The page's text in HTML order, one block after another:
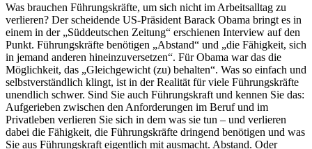
Was brauchen Führungskräfte, um sich nicht im Arbeitsalltag zu
verlieren? Der scheidende US-Präsident Barack Obama bringt es in
einem in der „Süddeutschen Zeitung“ erschienen Interview auf den
Punkt. Führungskräfte benötigen „Abstand“ und „die Fähigkeit, sich
in jemand anderen hineinzuversetzen“. Für Obama war das die
Möglichkeit, das „Gleichgewicht (zu) behalten“. Was so einfach und
selbstverständlich klingt, ist in der Realität für viele Führungskräfte
unendlich schwer. Sind Sie auch Führungskraft und kennen Sie das:
Aufgerieben zwischen den Anforderungen im Beruf und im
Privatleben verlieren Sie sich in dem was sie tun – und verlieren
dabei die Fähigkeit, die Führungskräfte dringend benötigen und was
Sie aus Führungskraft eigentlich mit ausmacht. Abstand. Oder